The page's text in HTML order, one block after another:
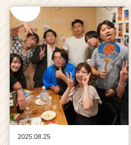
2025.08.25